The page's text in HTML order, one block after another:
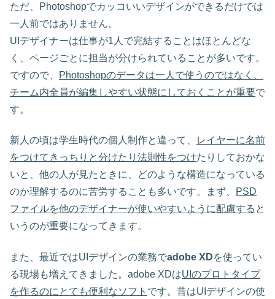
ただ、Photoshopでカッコいいデザインができるだけでは
一人前ではありません。
UIデザイナーは仕事が1人で完結することはほとんどな
く、ページごとに担当が分けられていることが多いです。
ですので、
Photoshopのデータは一人で使うのではなく、
チーム内全員が編集しやすい状態にしておくことが重要で
す。
新人の頃は学生時代の個人制作と違って、
レイヤーに名前
をつけてきっちりと分けたり法則性をつけたりしておかな
いと、他の人が見たときに、どのような構造になっている
のか理解するのに苦労することも多いです。まず、
PSD
ファイルを他のデザイナーが使いやすいように配慮する と
いうのが重要になってきます。
また、最近ではUIデザインの業務でadobe XDを使ってい
る現場も増えてきました。adobe XDはUIのプロトタイプ
を作るのにとても便利なソフト です。昔はUIデザインの使